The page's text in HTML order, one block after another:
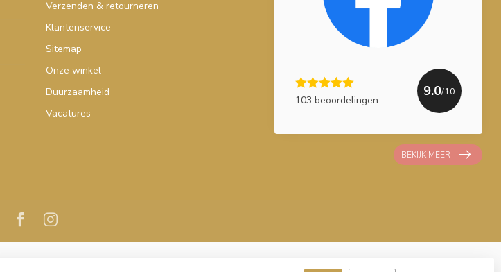
Verzenden & retourneren
Klantenservice
Sitemap
Onze winkel
Duurzaamheid
Vacatures
103 beoordelingen
9.0/10
BEKIJK MEER